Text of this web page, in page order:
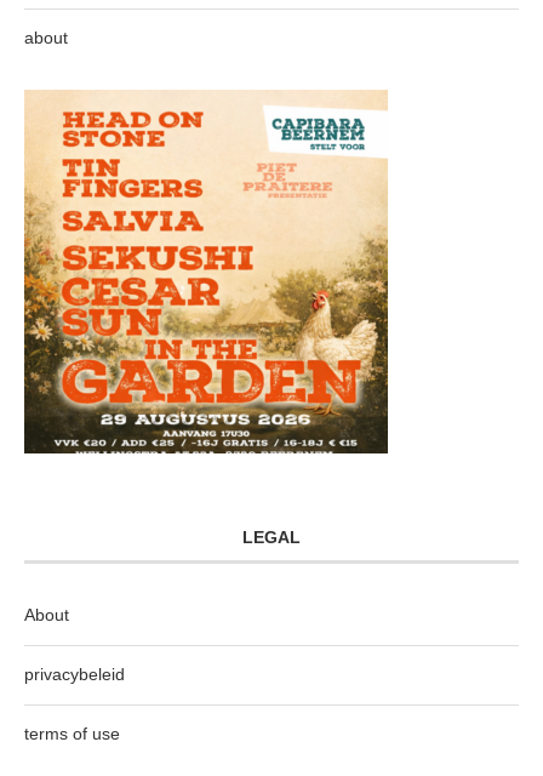
about
LEGAL
About
privacybeleid
terms of use